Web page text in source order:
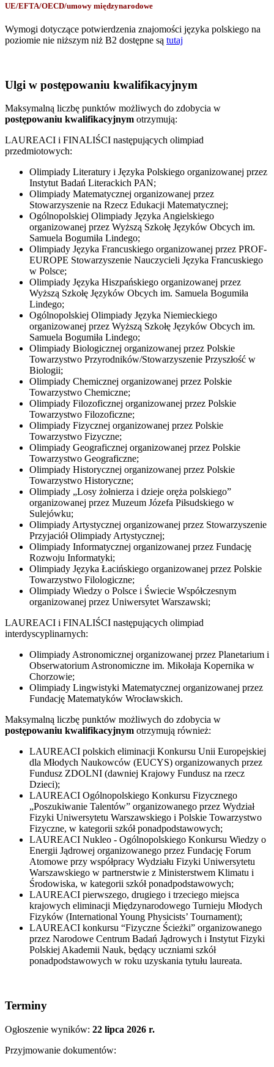
UE/EFTA/OECD/umowy międzynarodowe
Wymogi dotyczące potwierdzenia znajomości języka polskiego na
poziomie nie niższym niż B2 dostępne są tutaj
Ulgi w postępowaniu kwalifikacyjnym
Maksymalną liczbę punktów możliwych do zdobycia w
postępowaniu kwalifikacyjnym otrzymują:
LAUREACI i FINALIŚCI następujących olimpiad
przedmiotowych:
Olimpiady Literatury i Języka Polskiego organizowanej przez
Instytut Badań Literackich PAN;
Olimpiady Matematycznej organizowanej przez
Stowarzyszenie na Rzecz Edukacji Matematycznej;
Ogólnopolskiej Olimpiady Języka Angielskiego
organizowanej przez Wyższą Szkołę Języków Obcych im.
Samuela Bogumiła Lindego;
Olimpiady Języka Francuskiego organizowanej przez PROF-
EUROPE Stowarzyszenie Nauczycieli Języka Francuskiego
w Polsce;
Olimpiady Języka Hiszpańskiego organizowanej przez
Wyższą Szkołę Języków Obcych im. Samuela Bogumiła
Lindego;
Ogólnopolskiej Olimpiady Języka Niemieckiego
organizowanej przez Wyższą Szkołę Języków Obcych im.
Samuela Bogumiła Lindego;
Olimpiady Biologicznej organizowanej przez Polskie
Towarzystwo Przyrodników/Stowarzyszenie Przyszłość w
Biologii;
Olimpiady Chemicznej organizowanej przez Polskie
Towarzystwo Chemiczne;
Olimpiady Filozoficznej organizowanej przez Polskie
Towarzystwo Filozoficzne;
Olimpiady Fizycznej organizowanej przez Polskie
Towarzystwo Fizyczne;
Olimpiady Geograficznej organizowanej przez Polskie
Towarzystwo Geograficzne;
Olimpiady Historycznej organizowanej przez Polskie
Towarzystwo Historyczne;
Olimpiady „Losy żołnierza i dzieje oręża polskiego”
organizowanej przez Muzeum Józefa Piłsudskiego w
Sulejówku;
Olimpiady Artystycznej organizowanej przez Stowarzyszenie
Przyjaciół Olimpiady Artystycznej;
Olimpiady Informatycznej organizowanej przez Fundację
Rozwoju Informatyki;
Olimpiady Języka Łacińskiego organizowanej przez Polskie
Towarzystwo Filologiczne;
Olimpiady Wiedzy o Polsce i Świecie Współczesnym
organizowanej przez Uniwersytet Warszawski;
LAUREACI i FINALIŚCI następujących olimpiad
interdyscyplinarnych:
Olimpiady Astronomicznej organizowanej przez Planetarium i
Obserwatorium Astronomiczne im. Mikołaja Kopernika w
Chorzowie;
Olimpiady Lingwistyki Matematycznej organizowanej przez
Fundację Matematyków Wrocławskich.
Maksymalną liczbę punktów możliwych do zdobycia w
postępowaniu kwalifikacyjnym otrzymują również:
LAUREACI polskich eliminacji Konkursu Unii Europejskiej
dla Młodych Naukowców (EUCYS) organizowanych przez
Fundusz ZDOLNI (dawniej Krajowy Fundusz na rzecz
Dzieci);
LAUREACI Ogólnopolskiego Konkursu Fizycznego
„Poszukiwanie Talentów” organizowanego przez Wydział
Fizyki Uniwersytetu Warszawskiego i Polskie Towarzystwo
Fizyczne, w kategorii szkół ponadpodstawowych;
LAUREACI Nukleo - Ogólnopolskiego Konkursu Wiedzy o
Energii Jądrowej organizowanego przez Fundację Forum
Atomowe przy współpracy Wydziału Fizyki Uniwersytetu
Warszawskiego w partnerstwie z Ministerstwem Klimatu i
Środowiska, w kategorii szkół ponadpodstawowych;
LAUREACI pierwszego, drugiego i trzeciego miejsca
krajowych eliminacji Międzynarodowego Turnieju Młodych
Fizyków (International Young Physicists’ Tournament);
LAUREACI konkursu “Fizyczne Ścieżki” organizowanego
przez Narodowe Centrum Badań Jądrowych i Instytut Fizyki
Polskiej Akademii Nauk, będący uczniami szkół
ponadpodstawowych w roku uzyskania tytułu laureata.
Terminy
Ogłoszenie wyników: 22 lipca 2026 r.
Przyjmowanie dokumentów: